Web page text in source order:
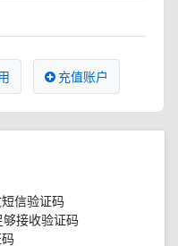
充值账户
信验证码
接收验证码